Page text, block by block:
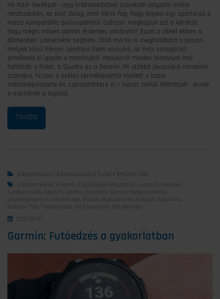
Ha futó- kerékpár- vagy triatlonedzővel szeretnél dolgozni online
rendszerben, az első dolog, amit kérni fog, hogy legyen egy sportórád a
hozzá kompatibilis pulzuspánttal. Sokszor megkapjuk azt a kérdést,
hogy mégis milyen pántot érdemes vásárolni? Ezzel a cikkel ebben a
döntésben szeretnénk segíteni. Több márka is megtalálható a piacon,
melyek közül három sportóra (nem okosóra, az más kategória!)
emelkedik ki igazán a mezőnyből, melyekről minden bizonnyal már
hallottál: a Polar, a Suunto és a Garmin. Mi utóbbit javasoljuk mindenki
számára, hiszen a széles termékpaletta mellett a hazai
márkaképviselete és szervizháttere is – túlzás nélkül állíthatjuk- ennek
a márkának a legjobb.
Edzéselmélet / Edzéstervezés / Futás / Minden Cikk
Edzéstervezés, Ensport , Függőleges Oszcilláció , Futás, Futóedzés,
Futótechnika, Garmin , Garmin Connect , Garmin Magyarország,
Lépésfrekvencia, Lépéshossz, Pulzus, Pulzusmérés, Résztáv , Sportóra,
Szilágyi Tibi, Talajérintési Idő Egyensúly, Tibi Mondja
2021.02.01.
Garmin: Futóedzés a gyakorlatban